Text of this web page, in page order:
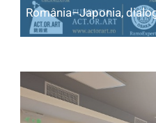
România–Japonia,
Articol: